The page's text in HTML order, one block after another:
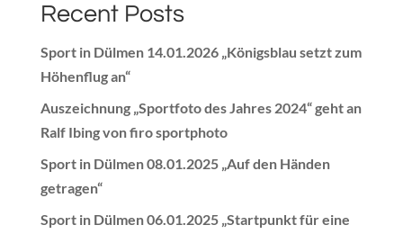
Recent Posts
Sport in Dülmen 14.01.2026 „Königsblau setzt zum
Höhenflug an“
Auszeichnung „Sportfoto des Jahres 2024“ geht an
Ralf Ibing von firo sportphoto
Sport in Dülmen 08.01.2025 „Auf den Händen
getragen“
Sport in Dülmen 06.01.2025 „Startpunkt für eine